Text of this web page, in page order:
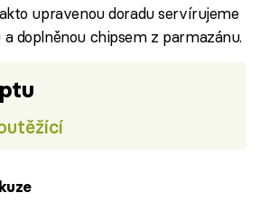
upravenou doradu servírujeme
doplněnou chipsem z parmazánu.